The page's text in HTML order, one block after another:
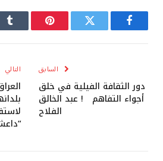
فيسبوك تويتر بينتيريست
السابق
دور الثقافة الفيلية في خلق
أجواء التفاهم ! عبد الخالق
الفلاح
التالي